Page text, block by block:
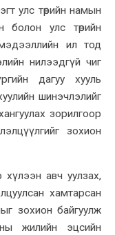
улс төрийн намын
болон улс төрийн
ил тод
нилээдгүй чиг
дагуу хууль
шинэчлэлийг
зорилгоор
зохион
авч уулзах,
хамтарсан
зохион байгуулж
жилийн эцсийн